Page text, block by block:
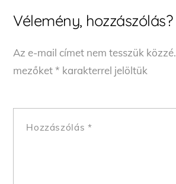
Vélemény, hozzászólás?
Az e-mail címet nem tesszük közzé.
mezőket* karakterrel jelöltük
Hozzászólás *